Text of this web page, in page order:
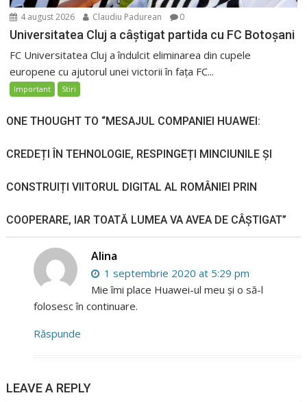
4 august 2026 Claudiu Padurean 0
Universitatea Cluj a câștigat partida cu FC Botoșani
FC Universitatea Cluj a îndulcit eliminarea din cupele
europene cu ajutorul unei victorii în fața FC...
Important Stiri
ONE THOUGHT TO “MESAJUL COMPANIEI HUAWEI:
CREDEȚI ÎN TEHNOLOGIE, RESPINGEȚI MINCIUNILE ȘI
CONSTRUIȚI VIITORUL DIGITAL AL ROMÂNIEI PRIN
COOPERARE, IAR TOATĂ LUMEA VA AVEA DE CÂȘTIGAT”
Alina
1 septembrie 2020 at 5:29 pm
Mie îmi place Huawei-ul meu și o să-l
folosesc în continuare.
Răspunde
LEAVE A REPLY